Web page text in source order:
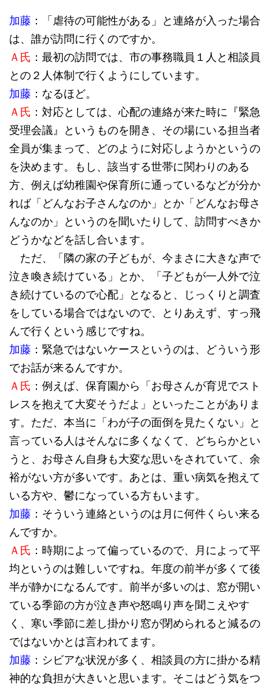
加藤 ：「虐待の可能性がある」と連絡が入った場合
は、誰が訪問に行くのですか。
Ａ氏 ：最初の訪問では、市の事務職員１人と相談員
との２人体制で行くようにしています。
加藤 ：なるほど。
Ａ氏 ：対応としては、心配の連絡が来た時に『緊急
受理会議』というものを開き、その場にいる担当者
全員が集まって、どのように対応しようかというの
を決めます。もし、該当する世帯に関わりのある
方、例えば幼稚園や保育所に通っているなどが分か
れば「どんなお子さんなのか」とか「どんなお母さ
んなのか」というのを聞いたりして、訪問すべきか
どうかなどを話し合います。
ただ、「隣の家の子どもが、今まさに大きな声で
泣き喚き続けている」とか、「子どもが一人外で泣
き続けているので心配」となると、じっくりと調査
をしている場合ではないので、とりあえず、すっ飛
んで行くという感じですね。
加藤 ：緊急ではないケースというのは、どういう形
でお話が来るんですか。
Ａ氏 ：例えば、保育園から「お母さんが育児でスト
レスを抱えて大変そうだよ」といったことがありま
す。ただ、本当に「わが子の面倒を見たくない」と
言っている人はそんなに多くなくて、どちらかとい
うと、お母さん自身も大変な思いをされていて、余
裕がない方が多いです。あとは、重い病気を抱えて
いる方や、鬱になっている方もいます。
加藤 ：そういう連絡というのは月に何件くらい来る
んですか。
Ａ氏 ：時期によって偏っているので、月によって平
均というのは難しいですね。年度の前半が多くて後
半が静かになるんです。前半が多いのは、窓が開い
ている季節の方が泣き声や怒鳴り声を聞こえやす
く、寒い季節に差し掛かり窓が閉められると減るの
ではないかとは言われてます。
加藤 ：シビアな状況が多く、相談員の方に掛かる精
神的な負担が大きいと思います。そこはどう気をつ